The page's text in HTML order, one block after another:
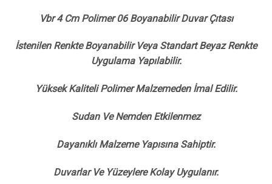
Vbr 4 Cm Polimer 06 Boyanabilir Duvar Çıtası
İstenilen Renkte Boyanabilir Veya Standart Beyaz Renkte
Uygulama Yapılabilir.
Yüksek Kaliteli Polimer Malzemeden İmal Edilir.
Sudan Ve Nemden Etkilenmez
Dayanıklı Malzeme Yapısına Sahiptir.
Duvarlar Ve Yüzeylere Kolay Uygulanır.